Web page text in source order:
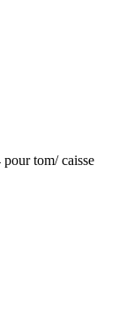
tom/ caisse